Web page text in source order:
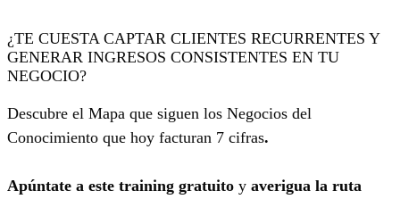
¿TE CUESTA CAPTAR CLIENTES RECURRENTES Y
GENERAR INGRESOS CONSISTENTES EN TU
NEGOCIO?
Descubre el Mapa que siguen los Negocios del
Conocimiento que hoy facturan 7 cifras.
Apúntate a este training gratuito y averigua la ruta